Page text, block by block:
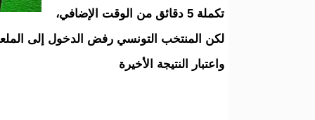
تكملة 5 دقائق من الوقت الإضافي،
لكن المنتخب التونسي رفض الدخول إلى
واعتبار النتيجة الأخيرة